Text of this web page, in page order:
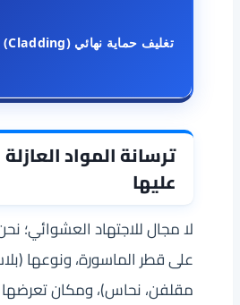
تغليف حماية نهائي (Cladding)
ترسانة المواد
عليها
لا مجال للاجتهاد العشوائي؛ نحن
على قطر الماسورة، ونوعها
مقلفن، نحاس)، ومكان